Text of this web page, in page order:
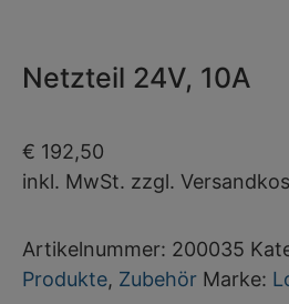
Netzteil 24V, 10A
€ 192,50
inkl. MwSt. zzgl.
Artikelnummer: 200035
Produkte, Zubehör Marke: